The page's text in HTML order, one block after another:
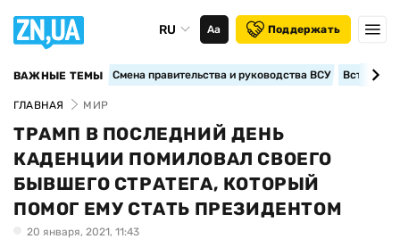
RU Аа Поддержать
ВАЖНЫЕ ТЕМЫ Смена правительства и руководства ВСУ
ГЛАВНАЯ МИР
ТРАМП В ПОСЛЕДНИЙ ДЕНЬ
КАДЕНЦИИ ПОМИЛОВАЛ СВОЕГО
БЫВШЕГО СТРАТЕГА, КОТОРЫЙ
ПОМОГ ЕМУ СТАТЬ ПРЕЗИДЕНТОМ
20 января, 2021, 11:43